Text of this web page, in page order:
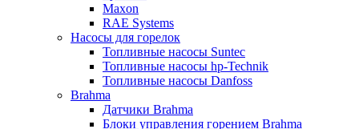
Maxon
RAE Systems
Насосы для горелок
Топливные насосы Suntec
Топливные насосы hp-Technik
Топливные насосы Danfoss
Brahma
Датчики Brahma
Блоки управления горением Brahma